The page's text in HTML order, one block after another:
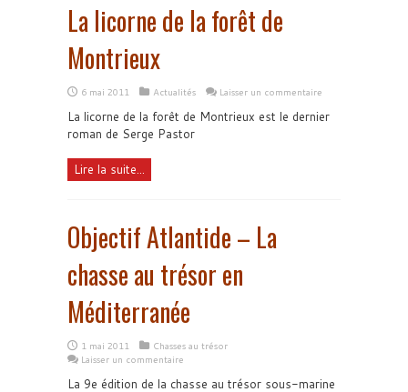
La licorne de la forêt de
Montrieux
6 mai 2011 Actualités Laisser un commentaire
La licorne de la forêt de Montrieux est le dernier
roman de Serge Pastor
Lire la suite...
Objectif Atlantide – La
chasse au trésor en
Méditerranée
1 mai 2011
Chasses au trésor
Laisser un commentaire
La 9e édition de la chasse au trésor sous-marine